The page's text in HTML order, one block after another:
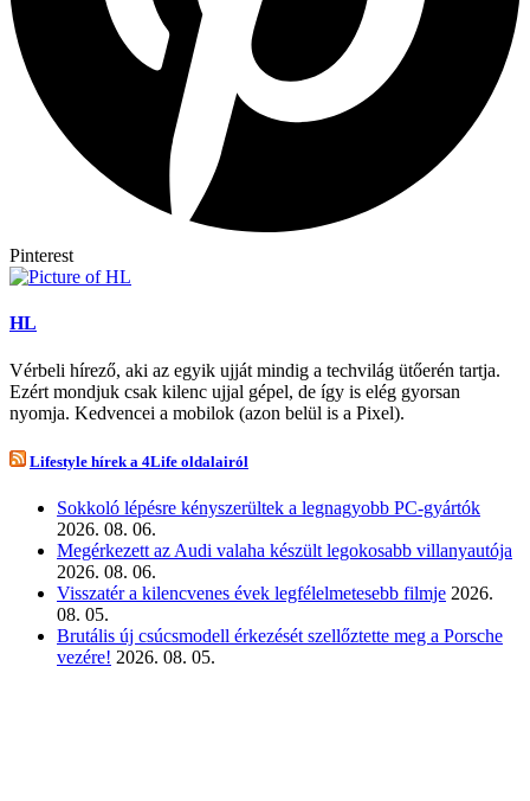
Pinterest
HL
Vérbeli hírező, aki az egyik ujját mindig a techvilág ütőerén tartja.
Ezért mondjuk csak kilenc ujjal gépel, de így is elég gyorsan
nyomja. Kedvencei a mobilok (azon belül is a Pixel).
Lifestyle hírek a 4Life oldalairól
Sokkoló lépésre kényszerültek a legnagyobb PC-gyártók
2026. 08. 06.
Megérkezett az Audi valaha készült legokosabb villanyautója
2026. 08. 06.
Visszatér a kilencvenes évek legfélelmetesebb filmje 2026.
08. 05.
Brutális új csúcsmodell érkezését szellőztette meg a Porsche
vezére! 2026. 08. 05.